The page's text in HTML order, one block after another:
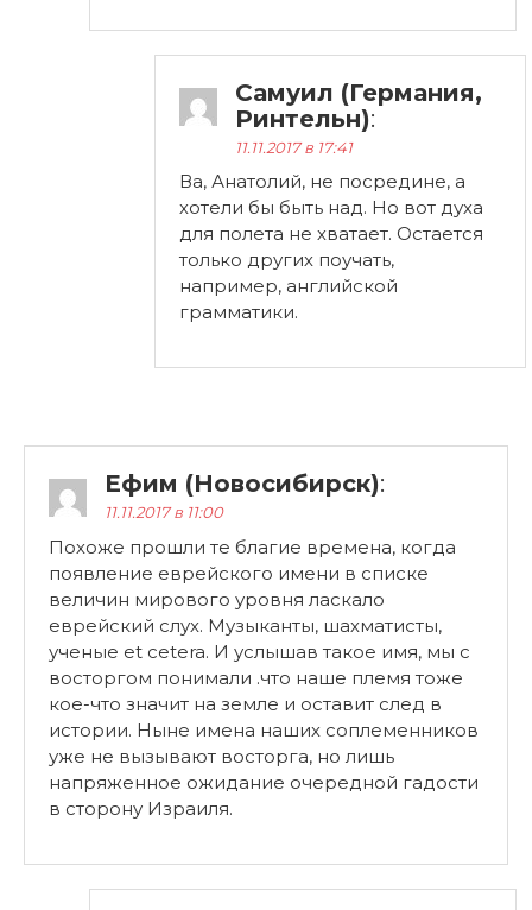
Самуил (Германия,
Ринтельн):
11.11.2017 в 17:41
Ва, Анатолий, не посредине, а
хотели бы быть над. Но вот духа
для полета не хватает. Остается
только других поучать,
например, английской
грамматики.
Ефим (Новосибирск):
11.11.2017 в 11:00
Похоже прошли те благие времена, когда
появление еврейского имени в списке
величин мирового уровня ласкало
еврейский слух. Музыканты, шахматисты,
ученые et cetera. И услышав такое имя, мы с
восторгом понимали .что наше племя тоже
кое-что значит на земле и оставит след в
истории. Ныне имена наших соплеменников
уже не вызывают восторга, но лишь
напряженное ожидание очередной гадости
в сторону Израиля.